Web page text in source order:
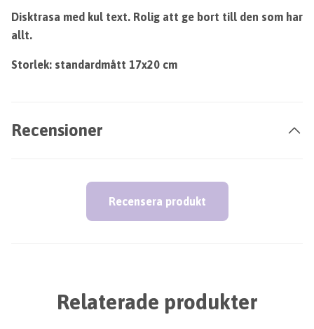
Disktrasa med kul text. Rolig att ge bort till den som har
allt.
Storlek: standardmått 17x20 cm
Recensioner
Recensera produkt
Relaterade produkter